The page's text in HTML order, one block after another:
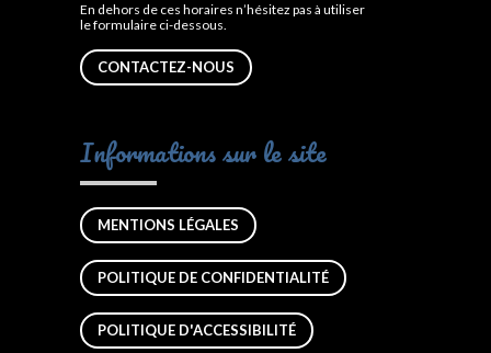
En dehors de ces horaires n’hésitez pas à utiliser
le formulaire ci-dessous.
CONTACTEZ-NOUS
Informations sur le site
MENTIONS LÉGALES
POLITIQUE DE CONFIDENTIALITÉ
POLITIQUE D'ACCESSIBILITÉ